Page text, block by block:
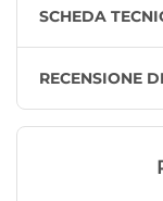
SCHEDA
RECENSIONE